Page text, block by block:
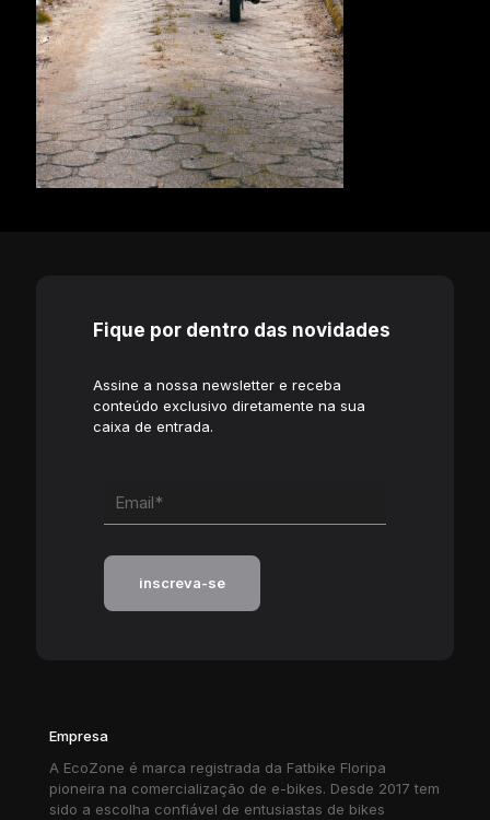
Fique por dentro das novidades
Assine a nossa newsletter e receba
conteúdo exclusivo diretamente na sua
caixa de entrada.
Empresa
A EcoZone é marca registrada da Fatbike Floripa
pioneira na comercialização de e-bikes. Desde 2017 tem
sido a escolha confiável de entusiastas de bikes